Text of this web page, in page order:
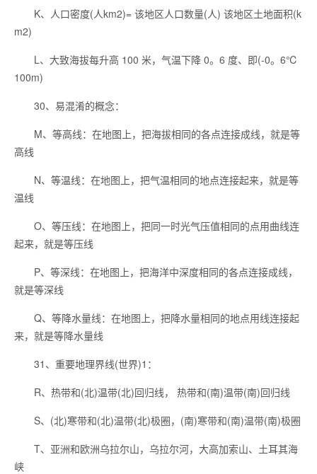
K、人口密度(人km2)= 该地区人口数量(人) 该地区土地面积(k
m2)
L、大致海拔每升高 100 米，气温下降 0。6 度、即(-0。6℃
100m)
30、易混淆的概念：
M、等高线：在地图上，把海拔相同的各点连接成线，就是等
高线
N、等温线：在地图上，把气温相同的地点连接起来，就是等
温线
O、等压线：在地图上，把同一时光气压值相同的点用曲线连
起来，就是等压线
P、等深线：在地图上，把海洋中深度相同的各点连接成线，
就是等深线
Q、等降水量线：在地图上，把降水量相同的地点用线连接起
来，就是等降水量线
31、重要地理界线(世界)1：
R、热带和(北)温带(北)回归线， 热带和(南)温带(南)回归线
S、(北)寒带和(北)温带(北)极圈，(南)寒带和(南)温带(南)极圈
T、亚洲和欧洲乌拉尔山，乌拉尔河，大高加索山、土耳其海
峡